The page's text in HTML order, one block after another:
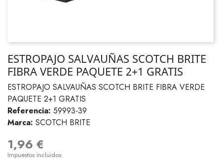
ESTROPAJO SALVAUÑAS SCOTCH BRITE
FIBRA VERDE PAQUETE 2+1 GRATIS
ESTROPAJO SALVAUÑAS SCOTCH BRITE FIBRA VERDE
PAQUETE 2+1 GRATIS
Referencia: 59993-39
Marca: SCOTCH BRITE
1,96 €
Impuestos incluidos